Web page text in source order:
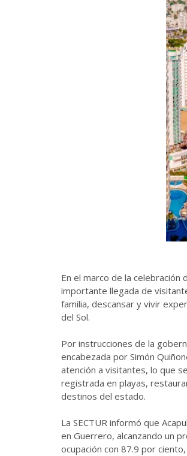
En el marco de la
importante llegada de
familia, descansar y vivir
del Sol.
Por instrucciones de la
encabezada por Simón
atención a visitantes, lo que
registrada en playas,
destinos del estado.
La SECTUR informó que
en Guerrero, alcanzando un
ocupación con 87.9 por